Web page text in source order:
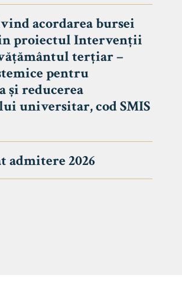
acordarea bursei
proiectul Intervenții
terțiar –
pentru
și reducerea
universitar, cod SMIS
admitere 2026